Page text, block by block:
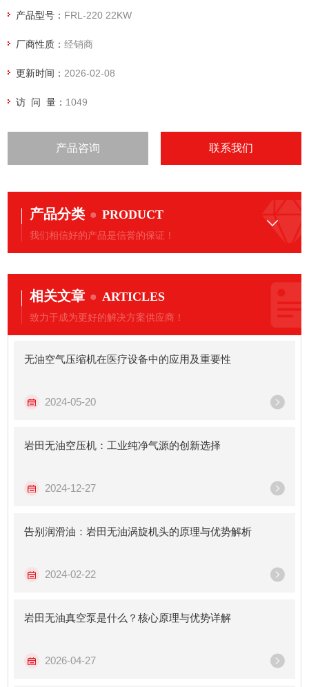
员，在瞬息万变的市场环 境中技术创新，响应用户需求。
产品型号： FRL-220 22KW
厂商性质：经销商
更新时间： 2026-02-08
访 问 量： 1049
产品咨询 联系我们
产品分类 PRODUCT
我们相信好的产品是信誉的保证！
相关文章 ARTICLES
致力于成为更好的解决方案供应商！
无油空气压缩机在医疗设备中的应用及重要性
2024-05-20
岩田无油空压机：工业纯净气源的创新选择
2024-12-27
告别润滑油：岩田无油涡旋机头的原理与优势解析
2024-02-22
岩田无油真空泵是什么？核心原理与优势详解
2026-04-27